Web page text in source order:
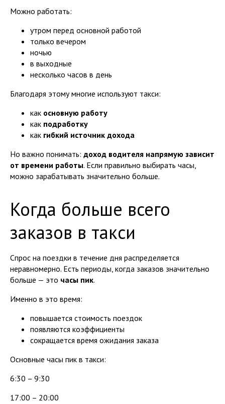
Можно работать:
утром перед основной работой
только вечером
ночью
в выходные
несколько часов в день
Благодаря этому многие используют такси:
как основную работу
как подработку
как гибкий источник дохода
Но важно понимать: доход водителя напрямую зависит
от времени работы. Если правильно выбирать часы,
можно зарабатывать значительно больше.
Когда больше всего
заказов в такси
Спрос на поездки в течение дня распределяется
неравномерно. Есть периоды, когда заказов значительно
больше — это часы пик.
Именно в это время:
повышается стоимость поездок
появляются коэффициенты
сокращается время ожидания заказа
Основные часы пик в такси:
6:30 – 9:30
17:00 – 20:00